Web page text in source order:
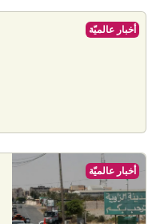
أخبار عالميّة
أخبار عالميّة